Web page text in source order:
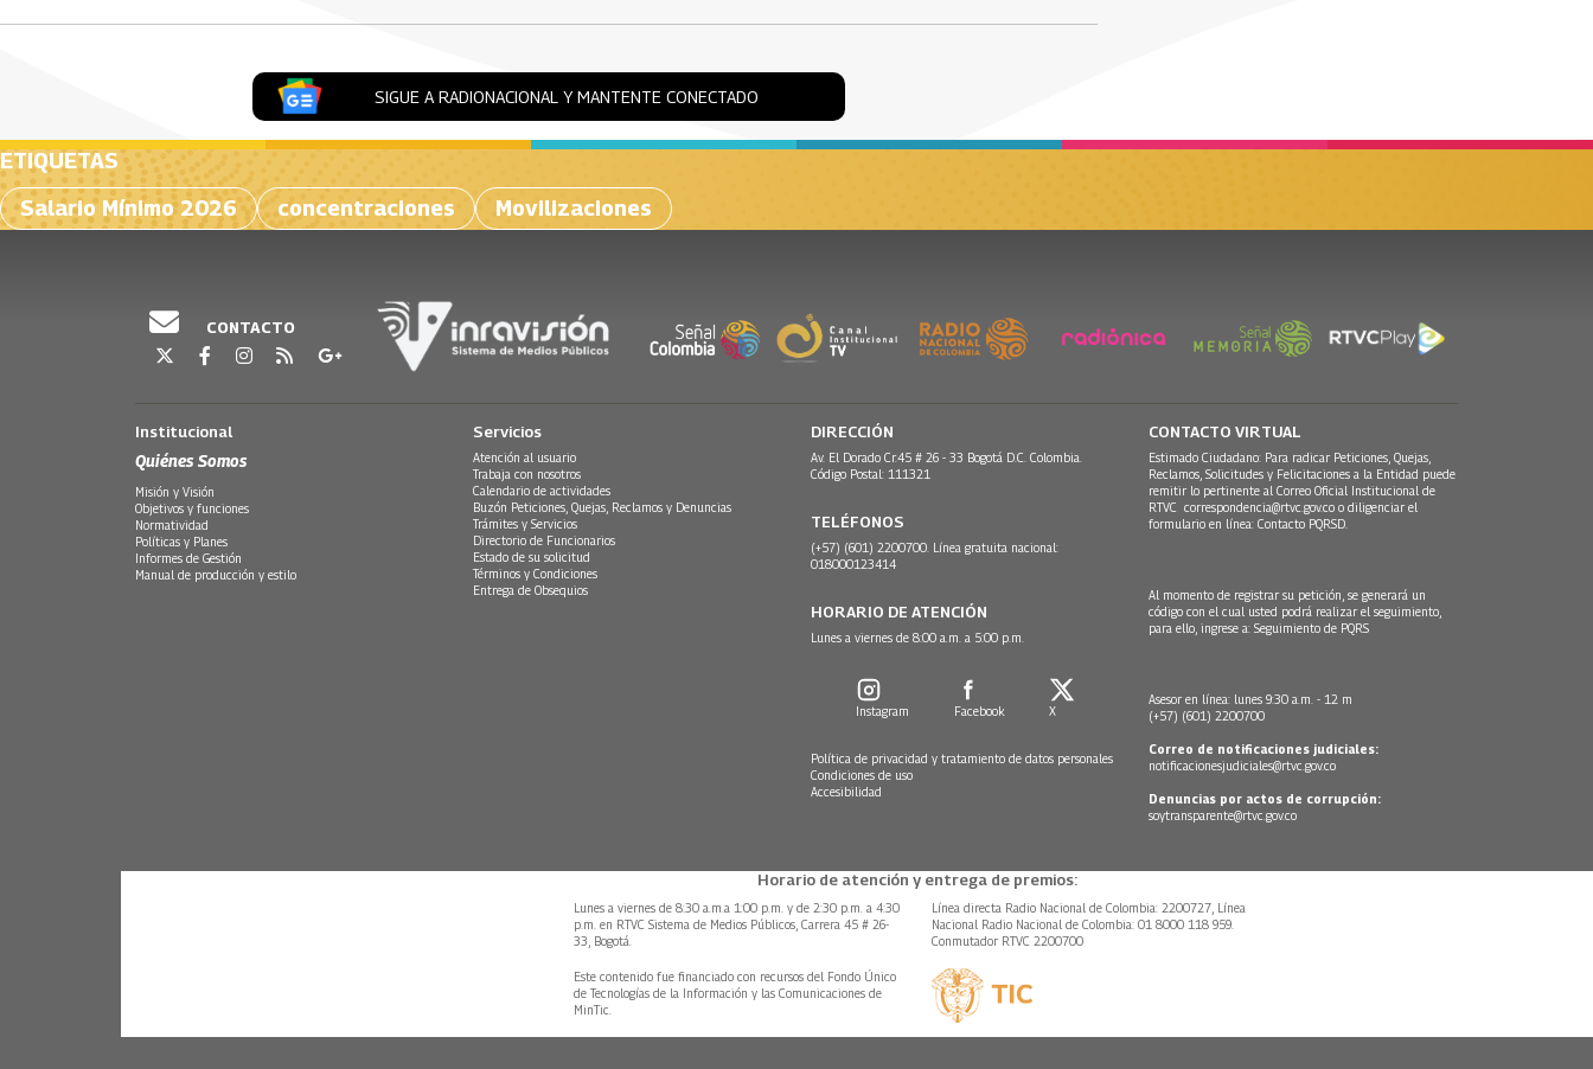
SIGUE A RADIONACIONAL Y MANTENTE CONECTADO
ETIQUETAS
Salario Mínimo 2026
concentraciones Movilizaciones
CONTACTO
Institucional
Quiénes Somos
Misión y Visión
Objetivos y funciones
Normatividad
Políticas y Planes
Informes de Gestión
Manual de producción y estilo
Servicios
Atención al usuario
Trabaja con nosotros
Calendario de actividades
Buzón Peticiones, Quejas, Reclamos y Denuncias
Trámites y Servicios
Directorio de Funcionarios
Estado de su solicitud
Términos y Condiciones
Entrega de Obsequios
DIRECCIÓN
Av. El Dorado Cr.45 # 26 - 33 Bogotá D.C. Colombia.
Código Postal: 111321
TELÉFONOS
(+57) (601) 2200700. Línea gratuita nacional:
018000123414
HORARIO DE ATENCIÓN
Lunes a viernes de 8:00 a.m. a 5:00 p.m.
Instagram Facebook X
Política de privacidad y tratamiento de datos personales
Condiciones de uso
Accesibilidad
CONTACTO VIRTUAL
Estimado Ciudadano: Para radicar Peticiones, Quejas,
Reclamos, Solicitudes y Felicitaciones a la Entidad puede
remitir lo pertinente al Correo Oficial Institucional de
RTVC correspondencia@rtvc.gov.co o diligenciar el
formulario en línea: Contacto PQRSD.
Al momento de registrar su petición, se generará un
código con el cual usted podrá realizar el seguimiento,
para ello, ingrese a: Seguimiento de PQRS
Asesor en línea: lunes 9:30 a.m. - 12 m
(+57) (601) 2200700
Correo de notificaciones judiciales:
notificacionesjudiciales@rtvc.gov.co
Denuncias por actos de corrupción:
soytransparente@rtvc.gov.co
Horario de atención y entrega de premios:
Lunes a viernes de 8:30 a.m.a 1:00 p.m. y de 2:30 p.m. a 4:30
p.m. en RTVC Sistema de Medios Públicos, Carrera 45 # 26-
33, Bogotá.
Línea directa Radio Nacional de Colombia: 2200727, Línea
Nacional Radio Nacional de Colombia: 01 8000 118 959.
Conmutador RTVC 2200700
Este contenido fue financiado con recursos del Fondo Único
de Tecnologías de la Información y las Comunicaciones de
MinTic.